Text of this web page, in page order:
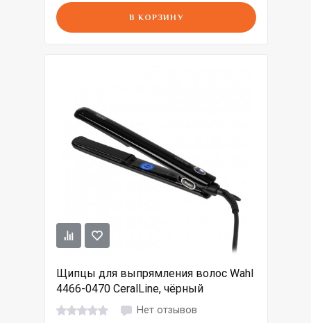
В КОРЗИНУ
Щипцы для выпрямления волос Wahl
4466-0470 CeralLine, чёрный
Нет отзывов